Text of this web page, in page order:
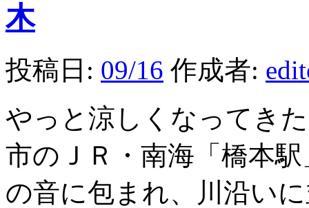
木
投稿日: 09/16 作成者:
やっと涼しくなってき
市のＪＲ・南海「橋本
の音に包まれ、川沿い